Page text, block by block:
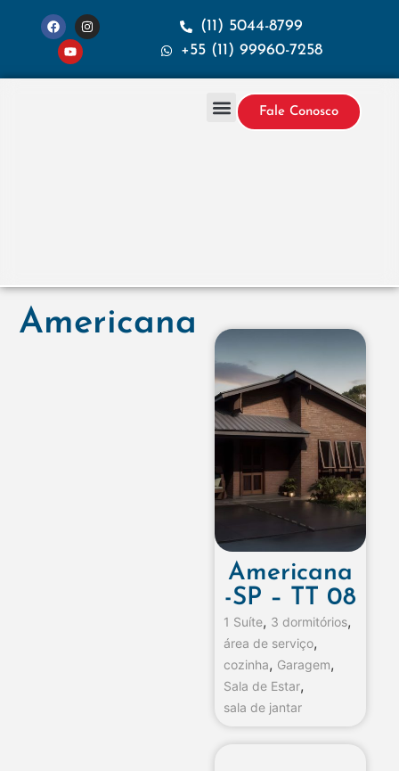
(11) 5044-8799
+55 (11) 99960-7258
Fale Conosco
Americana
Americana
-SP – TT 08
1 Suíte, 3 dormitórios,
área de serviço,
cozinha, Garagem,
Sala de Estar,
sala de jantar